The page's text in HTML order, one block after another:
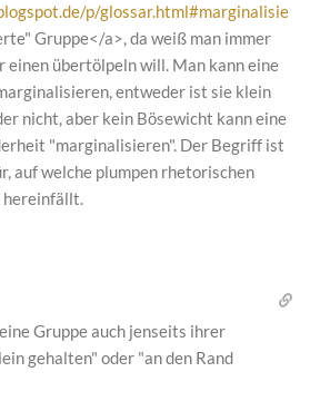
p/glossar.html#marginalisie
Gruppe</a>, da weiß man immer
einen übertölpeln will. Man kann eine
entweder ist sie klein
nicht, aber kein Bösewicht kann eine
"marginalisieren". Der Begriff ist
auf welche plumpen rhetorischen
hereinfällt.
Gruppe auch jenseits ihrer
gehalten" oder "an den Rand